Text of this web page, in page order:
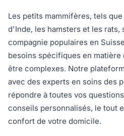
Les petits mammifères, tels
d'Inde, les hamsters et les rats,
compagnie populaires en
besoins spécifiques en
être complexes. Notre
avec des experts en soins des
répondre à toutes vos
conseils personnalisés, le tout
confort de votre domicile.